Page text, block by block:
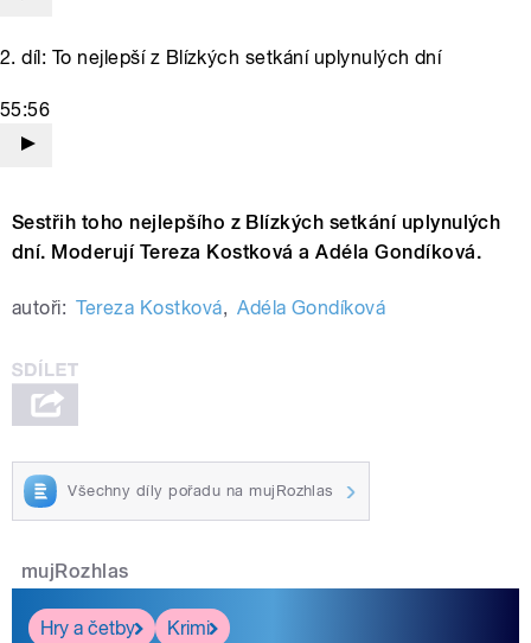
2. díl: To nejlepší z Blízkých setkání uplynulých dní
55:56
Sestřih toho nejlepšího z Blízkých setkání uplynulých
dní. Moderují Tereza Kostková a Adéla Gondíková.
autoři: Tereza Kostková, Adéla Gondíková
Všechny díly pořadu na mujRozhlas
mujRozhlas
Hry a četby
Krimi